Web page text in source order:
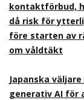
kontaktförbud,
då risk för
före starten av
om våldtäkt
Japanska
generativ AI för